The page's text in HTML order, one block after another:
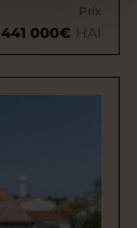
Prix
441 000€ HAI